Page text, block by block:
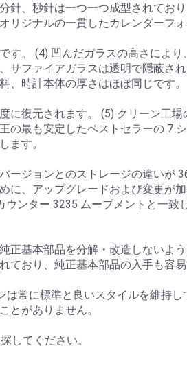
針、秒針は一つ一つ成型されてお
リジナルの一貫したカレンダーフォ
す。 (4) 凹んだガラスの高さにより
サファイアガラスは透明で隠蔽さ
、時計本体の厚さはほぼ同じです。
に復元されます。 (5) クリーン工場
の最も安定したベストセラーの 7
ます。
ージョンとのストレージの違いが
に、アップグレードおよび変更が
ウンター 3235 ムーブメントと一致
正基本部品を分解・改造しないよ
ており、純正基本部品の入手も容易
常に標準と良いスタイルを維持し
とがありません。
してください。